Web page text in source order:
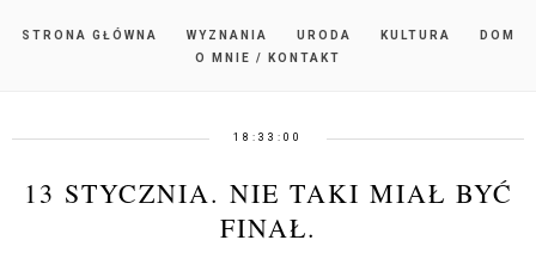
STRONA GŁÓWNA WYZNANIA URODA KULTURA
DOM
O MNIE / KONTAKT
18:33:00
13 STYCZNIA. NIE TAKI MIAŁ BYĆ
FINAŁ.